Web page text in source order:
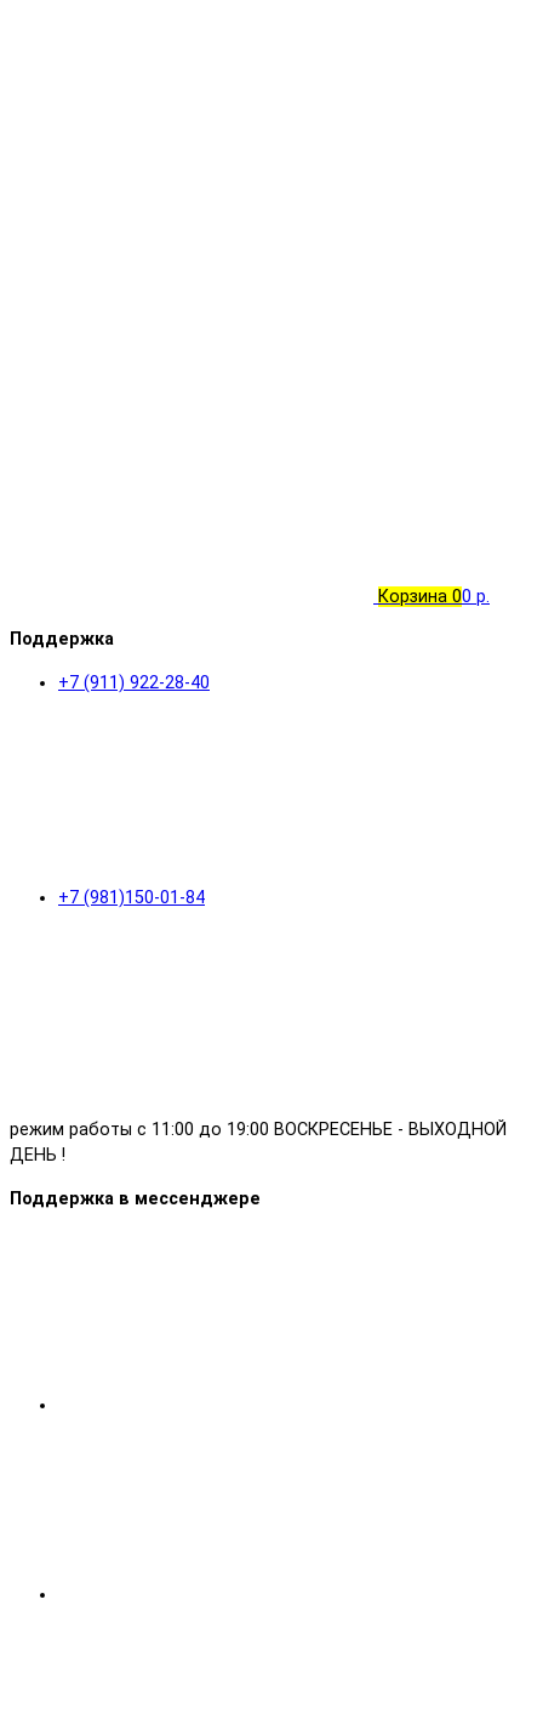
Корзина 00 р.
Поддержка
+7 (911) 922-28-40
+7 (981)150-01-84
режим работы с 11:00 до 19:00 ВОСКРЕСЕНЬЕ - ВЫХОДНОЙ
ДЕНЬ !
Поддержка в мессенджере